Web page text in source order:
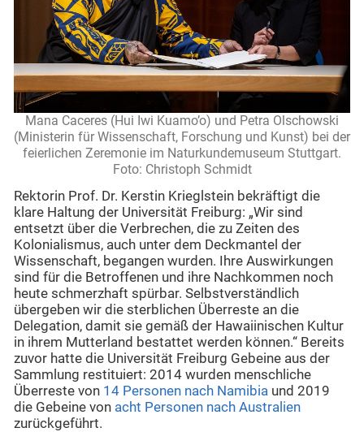
Mana Caceres (Hui Iwi Kuamo’o) und Petra Olschowski
(Ministerin für Wissenschaft, Forschung und Kunst) bei der
feierlichen Zeremonie im Naturkundemuseum Stuttgart.
Foto: Christoph Schmidt
Rektorin Prof. Dr. Kerstin Krieglstein bekräftigt die
klare Haltung der Universität Freiburg: „Wir sind
entsetzt über die Verbrechen, die zu Zeiten des
Kolonialismus, auch unter dem Deckmantel der
Wissenschaft, begangen wurden. Ihre Auswirkungen
sind für die Betroffenen und ihre Nachkommen noch
heute schmerzhaft spürbar. Selbstverständlich
übergeben wir die sterblichen Überreste an die
Delegation, damit sie gemäß der Hawaiinischen Kultur
in ihrem Mutterland bestattet werden können.“ Bereits
zuvor hatte die Universität Freiburg Gebeine aus der
Sammlung restituiert: 2014 wurden menschliche
Überreste von 14 Personen nach Namibia und 2019
die Gebeine von acht Personen nach Australien
zurückgeführt.